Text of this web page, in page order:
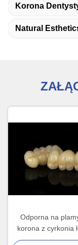
Korona
Natural
Odporna na
korona z cyrkonia
doskonałą